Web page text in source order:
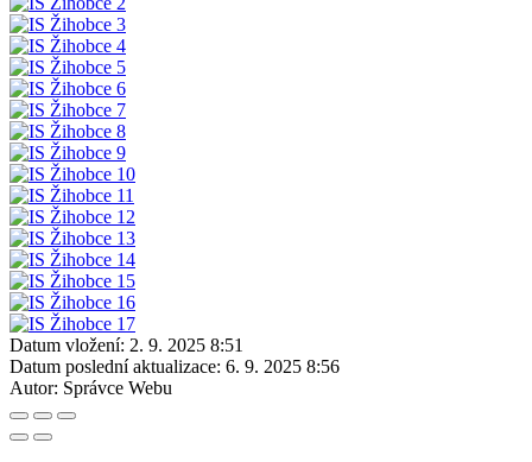
Datum vložení: 2. 9. 2025 8:51
Datum poslední aktualizace: 6. 9. 2025 8:56
Autor: Správce Webu